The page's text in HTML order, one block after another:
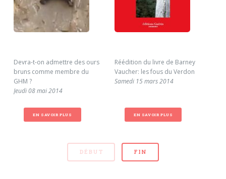
Devra-t-on admettre des ours
bruns comme membre du
GHM ?
Jeudi 08 mai 2014
EN SAVOIR PLUS
Réédition du livre de Barney
Vaucher: les fous du Verdon
Samedi 15 mars 2014
EN SAVOIR PLUS
DÉBUT FIN